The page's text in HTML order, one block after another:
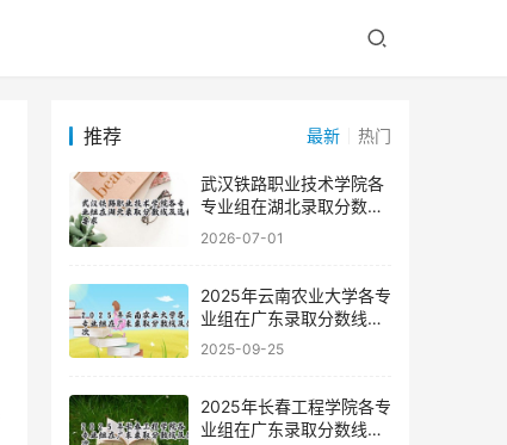
推荐 最新 热门
武汉铁路职业技术学院各
专业组在湖北录取分数线
及选科要求
2026-07-01
2025年云南农业大学各专
业组在广东录取分数线及
位次
2025-09-25
2025年长春工程学院各专
业组在广东录取分数线及